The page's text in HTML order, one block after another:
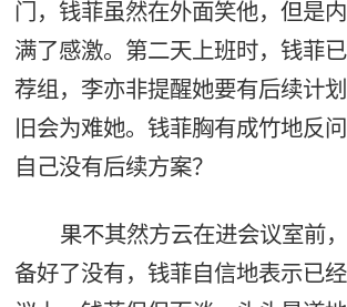
门，钱菲虽然在外面笑他，但是
满了感激。第二天上班时，钱菲
荐组，李亦非提醒她要有后续计
旧会为难她。钱菲胸有成竹地反
自己没有后续方案？
果不其然方云在进会议室前
备好了没有，钱菲自信地表示已